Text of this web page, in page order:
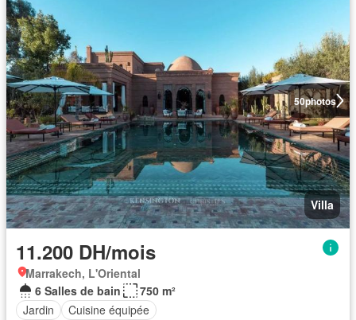
50photos
Villa
11.200 DH/mois
Marrakech, L'Oriental
6 Salles de bain
750 m²
Jardin
Cuisine équipée